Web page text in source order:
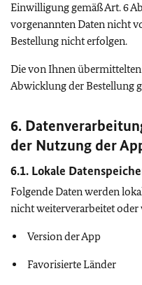
Einwilligung gemäß Art. 6
vorgenannten Daten nicht
Bestellung nicht erfolgen.
Die von Ihnen übermittelten
Abwicklung der Bestellung
6.
der Nutzung der
6.1. Lokale
Folgende Daten werden
nicht weiterverarbeitet oder
Version der App
Favorisierte Länder